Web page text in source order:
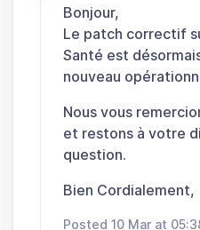
Bonjour,
Le patch correctif
Santé est
nouveau
Nous vous
et restons à votre
question.
Bien Cordialement,
Posted 10 Mar at